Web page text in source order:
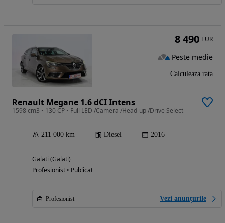
Renault Megane 1.6 dCI Intens
1598 cm3 • 130 CP • Full LED /Camera /Head-up /Drive Select
211 000 km Diesel 2016
Galati (Galati)
Profesionist • Publicat
Profesionist Vezi anunțurile
8 490 EUR
Peste medie
Calculeaza rata